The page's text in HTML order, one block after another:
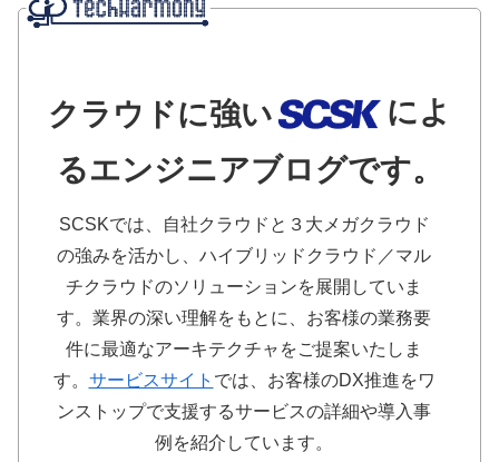
クラウドに強い
によ
るエンジニアブログです。
SCSKでは、自社クラウドと３大メガクラウド
の強みを活かし、ハイブリッドクラウド／マル
チクラウドのソリューションを展開していま
す。業界の深い理解をもとに、お客様の業務要
件に最適なアーキテクチャをご提案いたしま
す。 サービスサイト では、お客様のDX推進をワ
ンストップで支援するサービスの詳細や導入事
例を紹介しています。